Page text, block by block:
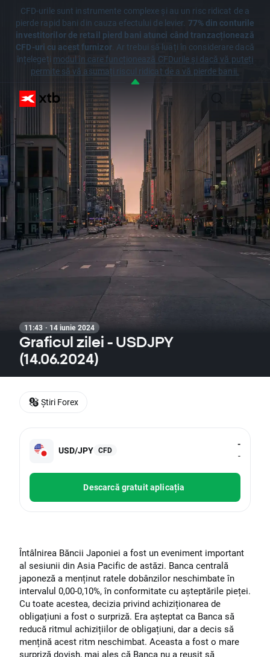
CFD-urile sunt instrumente complexe și au un risc ridicat de a
pierde rapid bani din cauza efectului de levier. 77% din conturile
investitorilor de retail pierd bani atunci când tranzacționează
CFD-uri cu acest furnizor. Ar trebui să luați în considerare dacă
înțelegeți modul în care funcționează CFDurile și dacă vă puteți
permite să vă asumați riscul ridicat de a vă pierde banii.
11:43 · 14 iunie 2024
Graficul zilei - USDJPY
(14.06.2024)
USD/JPY CFD
-
-
Descarcă gratuit aplicația
Întâlnirea Băncii Japoniei a fost un eveniment important
al sesiunii din Asia Pacific de astăzi. Banca centrală
japoneză a menținut ratele dobânzilor neschimbate în
intervalul 0,00-0,10%, în conformitate cu așteptările pieței.
Cu toate acestea, decizia privind achiziționarea de
obligațiuni a fost o surpriză. Era așteptat ca Banca să
reducă ritmul achizițiilor de obligațiuni, dar a decis să
mențină acest ritm neschimbat. Aceasta a fost o mare
surpriză dovish, mai ales că Banca nu a reușit să
Știri Forex